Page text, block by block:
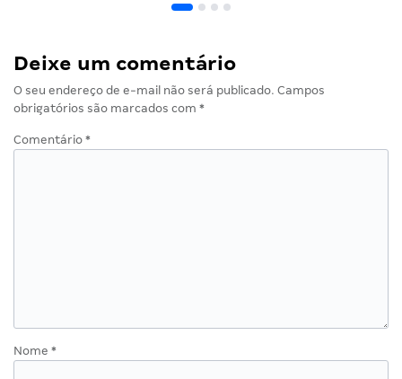
Deixe um comentário
O seu endereço de e-mail não será publicado. Campos
obrigatórios são marcados com *
Comentário *
Nome *